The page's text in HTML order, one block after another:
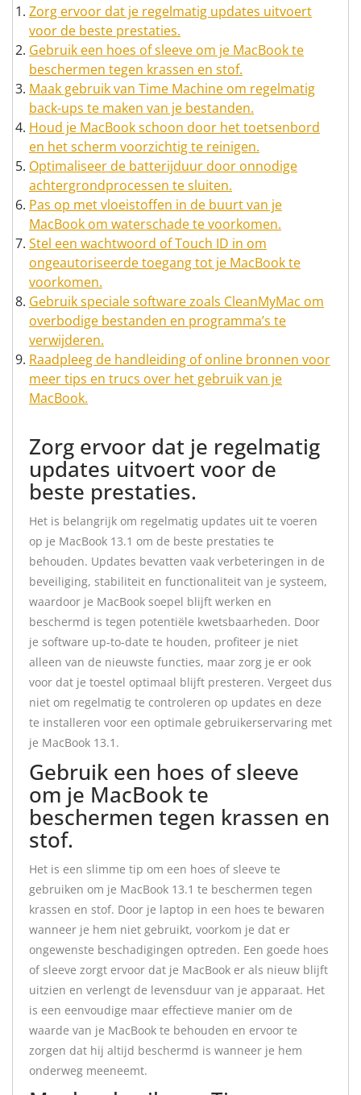
Zorg ervoor dat je regelmatig updates uitvoert
voor de beste prestaties.
Gebruik een hoes of sleeve om je MacBook te
beschermen tegen krassen en stof.
Maak gebruik van Time Machine om regelmatig
back-ups te maken van je bestanden.
Houd je MacBook schoon door het toetsenbord
en het scherm voorzichtig te reinigen.
Optimaliseer de batterijduur door onnodige
achtergrondprocessen te sluiten.
Pas op met vloeistoffen in de buurt van je
MacBook om waterschade te voorkomen.
Stel een wachtwoord of Touch ID in om
ongeautoriseerde toegang tot je MacBook te
voorkomen.
Gebruik speciale software zoals CleanMyMac om
overbodige bestanden en programma’s te
verwijderen.
Raadpleeg de handleiding of online bronnen voor
meer tips en trucs over het gebruik van je
MacBook.
Zorg ervoor dat je regelmatig
updates uitvoert voor de
beste prestaties.
Het is belangrijk om regelmatig updates uit te voeren
op je MacBook 13.1 om de beste prestaties te
behouden. Updates bevatten vaak verbeteringen in de
beveiliging, stabiliteit en functionaliteit van je systeem,
waardoor je MacBook soepel blijft werken en
beschermd is tegen potentiële kwetsbaarheden. Door
je software up-to-date te houden, profiteer je niet
alleen van de nieuwste functies, maar zorg je er ook
voor dat je toestel optimaal blijft presteren. Vergeet dus
niet om regelmatig te controleren op updates en deze
te installeren voor een optimale gebruikerservaring met
je MacBook 13.1.
Gebruik een hoes of sleeve
om je MacBook te
beschermen tegen krassen en
stof.
Het is een slimme tip om een hoes of sleeve te
gebruiken om je MacBook 13.1 te beschermen tegen
krassen en stof. Door je laptop in een hoes te bewaren
wanneer je hem niet gebruikt, voorkom je dat er
ongewenste beschadigingen optreden. Een goede hoes
of sleeve zorgt ervoor dat je MacBook er als nieuw blijft
uitzien en verlengt de levensduur van je apparaat. Het
is een eenvoudige maar effectieve manier om de
waarde van je MacBook te behouden en ervoor te
zorgen dat hij altijd beschermd is wanneer je hem
onderweg meeneemt.